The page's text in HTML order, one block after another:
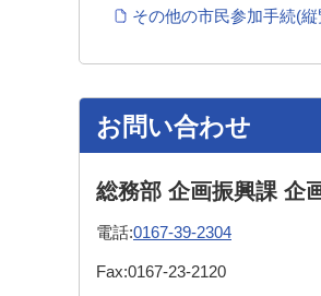
その他の市民参加手続(縦
お問い合わせ
総務部 企画振興課 企
電話:0167-39-2304
Fax:0167-23-2120